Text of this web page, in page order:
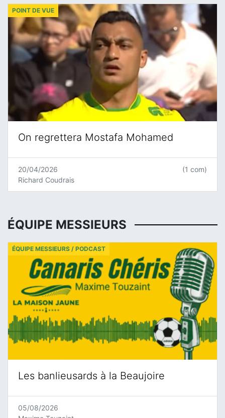
On regrettera Mostafa Mohamed
POINT DE VUE
20/04/2026
Richard Coudrais
(1 com)
ÉQUIPE MESSIEURS
Les banlieusards à la Beaujoire
ÉQUIPE MESSIEURS / PODCAST
05/08/2026